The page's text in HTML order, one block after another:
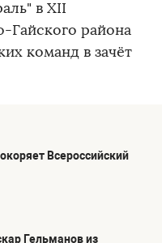
в XII
Гайского района
команд в зачёт
Всероссийский
Гельманов из